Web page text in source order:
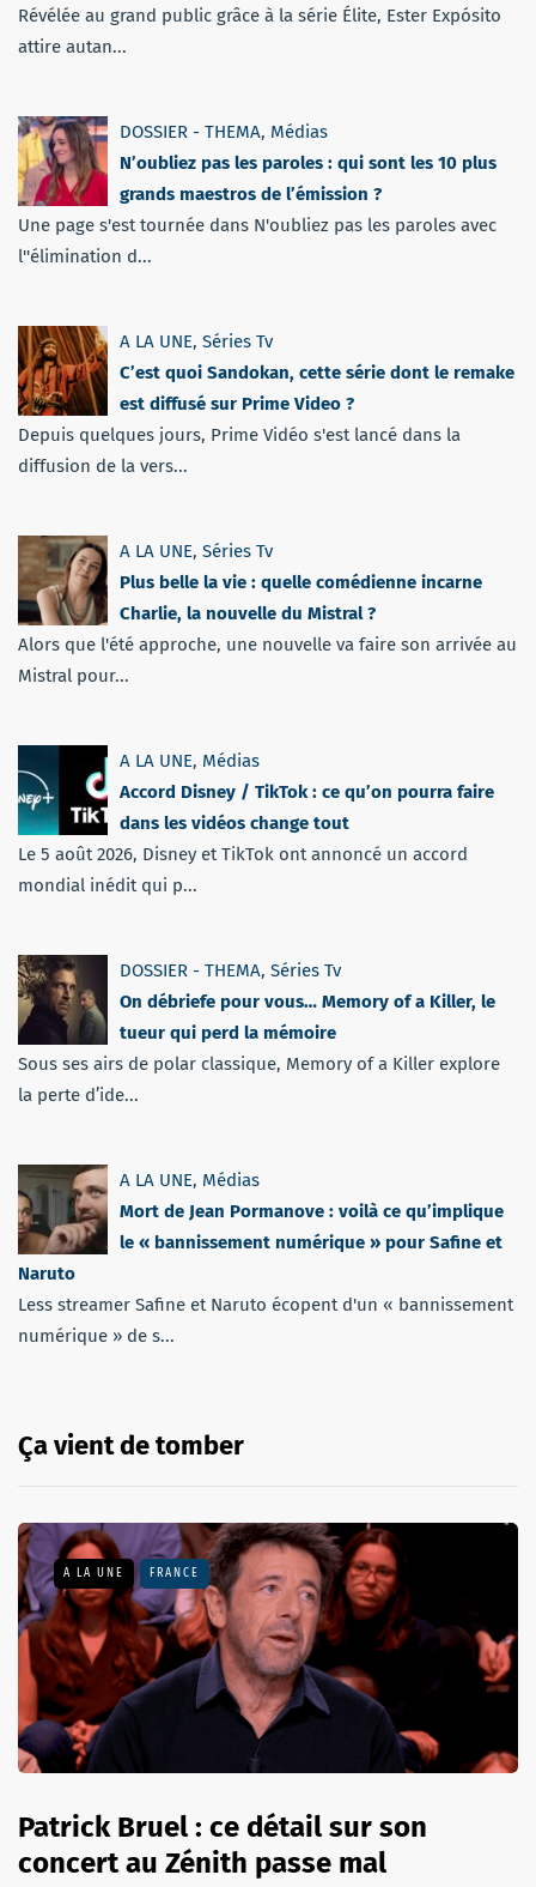
Révélée au grand public grâce à la série Élite, Ester Expósito
attire autan...
DOSSIER - THEMA, Médias
N’oubliez pas les paroles : qui sont les 10 plus
grands maestros de l’émission ?
Une page s'est tournée dans N'oubliez pas les paroles avec
l''élimination d...
A LA UNE, Séries Tv
C’est quoi Sandokan, cette série dont le remake
est diffusé sur Prime Video ?
Depuis quelques jours, Prime Vidéo s'est lancé dans la
diffusion de la vers...
A LA UNE, Séries Tv
Plus belle la vie : quelle comédienne incarne
Charlie, la nouvelle du Mistral ?
Alors que l'été approche, une nouvelle va faire son arrivée au
Mistral pour...
A LA UNE, Médias
Accord Disney / TikTok : ce qu’on pourra faire
dans les vidéos change tout
Le 5 août 2026, Disney et TikTok ont annoncé un accord
mondial inédit qui p...
DOSSIER - THEMA, Séries Tv
On débriefe pour vous… Memory of a Killer, le
tueur qui perd la mémoire
Sous ses airs de polar classique, Memory of a Killer explore
la perte d’ide...
A LA UNE, Médias
Mort de Jean Pormanove : voilà ce qu’implique
le « bannissement numérique » pour Safine et
Naruto
Less streamer Safine et Naruto écopent d'un « bannissement
numérique » de s...
Ça vient de tomber
A LA UNE FRANCE
Patrick Bruel : ce détail sur son
concert au Zénith passe mal